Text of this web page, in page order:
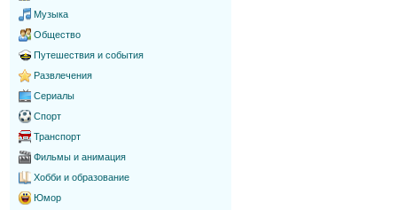
Музыка
Общество
Путешествия и события
Развлечения
Сериалы
Спорт
Транспорт
Фильмы и анимация
Хобби и образование
Юмор